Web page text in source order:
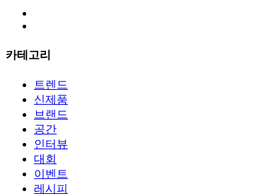
카테고리
트렌드
신제품
브랜드
공간
인터뷰
대회
이벤트
레시피